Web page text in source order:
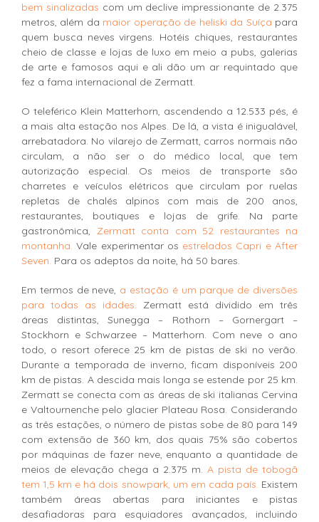
bem sinalizadas com um declive impressionante de 2.375
metros, além da maior operação de heliski da Suíça para
quem busca neves virgens. Hotéis chiques, restaurantes
cheio de classe e lojas de luxo em meio a pubs, galerias
de arte e famosos aqui e ali dão um ar requintado que
fez a fama internacional de Zermatt.
O teleférico Klein Matterhorn, ascendendo a 12.533 pés, é
a mais alta estação nos Alpes. De lá, a vista é inigualável,
arrebatadora. No vilarejo de Zermatt, carros normais não
circulam, a não ser o do médico local, que tem
autorização especial. Os meios de transporte são
charretes e veículos elétricos que circulam por ruelas
repletas de chalés alpinos com mais de 200 anos,
restaurantes, boutiques e lojas de grife. Na parte
gastronômica, Zermatt conta com 52 restaurantes na
montanha. Vale experimentar os estrelados Capri e After
Seven. Para os adeptos da noite, há 50 bares.
Em termos de neve, a estação é um parque de diversões
para todas as idades. Zermatt está dividido em três
áreas distintas, Sunegga – Rothorn – Gornergart –
Stockhorn e Schwarzee – Matterhorn. Com neve o ano
todo, o resort oferece 25 km de pistas de ski no verão.
Durante a temporada de inverno, ficam disponíveis 200
km de pistas. A descida mais longa se estende por 25 km.
Zermatt se conecta com as áreas de ski italianas Cervina
e Valtournenche pelo glacier Plateau Rosa. Considerando
as três estações, o número de pistas sobe de 80 para 149
com extensão de 360 km, dos quais 75% são cobertos
por máquinas de fazer neve, enquanto a quantidade de
meios de elevação chega a 2.375 m. A pista de tobogã
tem 1,5 km e há dois snowpark, um em cada país. Existem
também áreas abertas para iniciantes e pistas
desafiadoras para esquiadores avançados, incluindo